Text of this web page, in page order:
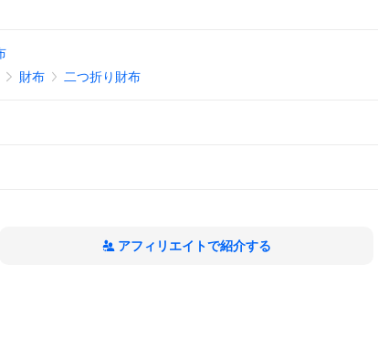
財布 二つ折り財布
アフィリエイトで紹介する